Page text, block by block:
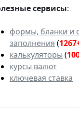
сервисы:
формы, бланки и
заполнения (
калькуляторы (
курсы валют
ключевая ставка